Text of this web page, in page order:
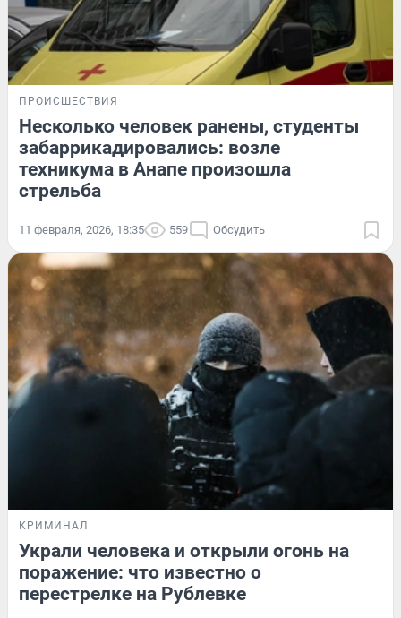
ПРОИСШЕСТВИЯ
Несколько человек ранены, студенты
забаррикадировались: возле
техникума в Анапе произошла
стрельба
11 февраля, 2026, 18:35 559 Обсудить
КРИМИНАЛ
Украли человека и открыли огонь на
поражение: что известно о
перестрелке на Рублевке